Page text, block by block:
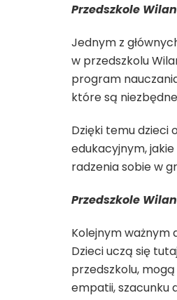
Przedszkole
Jednym z
w przedszkolu
program
które są
Dzięki temu dzieci
edukacyjnym,
radzenia sobie w
Przedszkole
Kolejnym ważnym
Dzieci uczą się
przedszkolu,
empatii, szacunku